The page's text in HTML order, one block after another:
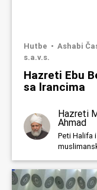
Hutbe
Ashabi
s.a.v.s.
Hazreti Ebu
sa lrancima
Hazreti
Ahmad
Peti Halifa